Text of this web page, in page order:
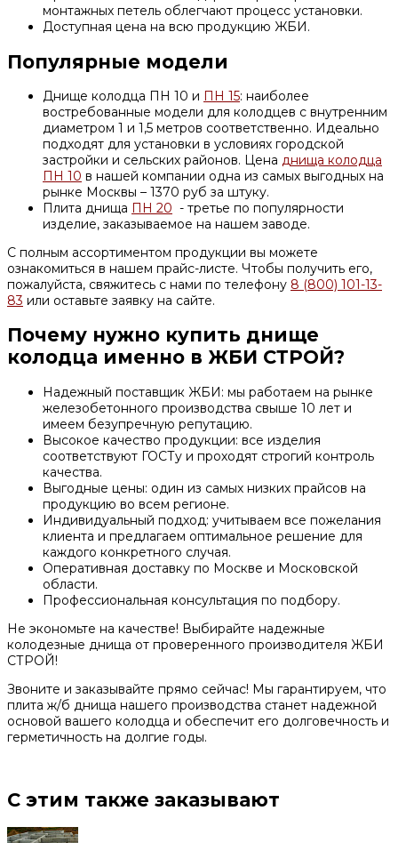
монтажных петель облегчают процесс установки.
Доступная цена на всю продукцию ЖБИ.
Популярные модели
Днище колодца ПН 10 и ПН 15: наиболее
востребованные модели для колодцев с внутренним
диаметром 1 и 1,5 метров соответственно. Идеально
подходят для установки в условиях городской
застройки и сельских районов. Цена днища колодца
ПН 10 в нашей компании одна из самых выгодных на
рынке Москвы – 1370 руб за штуку.
Плита днища ПН 20 - третье по популярности
изделие, заказываемое на нашем заводе.
С полным ассортиментом продукции вы можете
ознакомиться в нашем прайс-листе. Чтобы получить его,
пожалуйста, свяжитесь с нами по телефону 8 (800) 101-13-
83 или оставьте заявку на сайте.
Почему нужно купить днище
колодца именно в ЖБИ СТРОЙ?
Надежный поставщик ЖБИ: мы работаем на рынке
железобетонного производства свыше 10 лет и
имеем безупречную репутацию.
Высокое качество продукции: все изделия
соответствуют ГОСТу и проходят строгий контроль
качества.
Выгодные цены: один из самых низких прайсов на
продукцию во всем регионе.
Индивидуальный подход: учитываем все пожелания
клиента и предлагаем оптимальное решение для
каждого конкретного случая.
Оперативная доставку по Москве и Московской
области.
Профессиональная консультация по подбору.
Не экономьте на качестве! Выбирайте надежные
колодезные днища от проверенного производителя ЖБИ
СТРОЙ!
Звоните и заказывайте прямо сейчас! Мы гарантируем, что
плита ж/б днища нашего производства станет надежной
основой вашего колодца и обеспечит его долговечность и
герметичность на долгие годы.
С этим также заказывают